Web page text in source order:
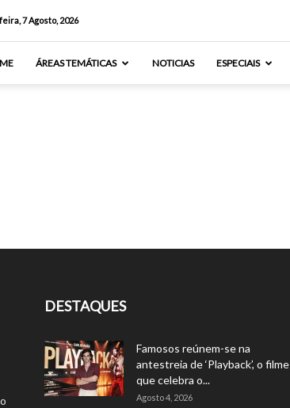
7 Agosto, 2026
ÁREAS TEMÁTICAS NOTICIAS ESPECIAIS
DESTAQUES
Famosos reúnem-se na
antestreia de ‘Playback’, o filme
que celebra o...
Agosto 4, 2026